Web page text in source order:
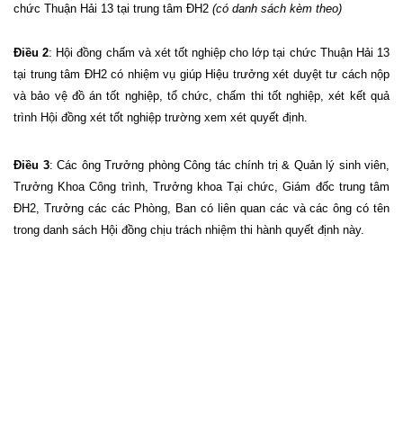
chức Thuận Hải 13 tại trung tâm ĐH2 (có danh sách kèm theo)
Điều 2: Hội đồng chấm và xét tốt nghiệp cho lớp tại chức Thuận Hải 13
tại trung tâm ĐH2 có nhiệm vụ giúp Hiệu trưởng xét duyệt tư cách nộp
và bảo vệ đồ án tốt nghiệp, tổ chức, chấm thi tốt nghiệp, xét kết quả
trình Hội đồng xét tốt nghiệp trường xem xét quyết định.
Điều 3: Các ông Trưởng phòng Công tác chính trị & Quản lý sinh viên,
Trưởng Khoa Công trình, Trưởng khoa Tại chức, Giám đốc trung tâm
ĐH2, Trưởng các các Phòng, Ban có liên quan các và các ông có tên
trong danh sách Hội đồng chịu trách nhiệm thi hành quyết định này.